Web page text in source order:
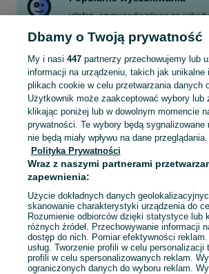
vitafon szyny podjazdowe na
termometr bezdotykowy
kosmetolog
Mapa kategorii
Mapa miejscowości
Mapa ministron
Popularne wyszukiwania
Dbamy o Twoją prywatność
My i nasi 447partnerzy przechowujemy lub
informacji na urządzeniu, takich jak unikalne
plikach cookie w celu przetwarzania danych
Użytkownik może zaakceptować wybory lub
klikając poniżej lub w dowolnym momencie
prywatności. Te wybory będą sygnalizowane
nie będą miały wpływu na dane przeglądania.
Polityka Prywatności
Wraz z naszymi partnerami
zapewnienia:
Użycie dokładnych danych
skanowanie charakterystyki urządzenia do
Rozumienie odbiorców dzięki statystyce lub
różnych źródeł. Przechowywanie informacji
dostęp do nich. Pomiar efektywności
usług. Tworzenie profili w celu personalizacji
profili w celu spersonalizowanych reklam.
ograniczonych danych do wyboru reklam.